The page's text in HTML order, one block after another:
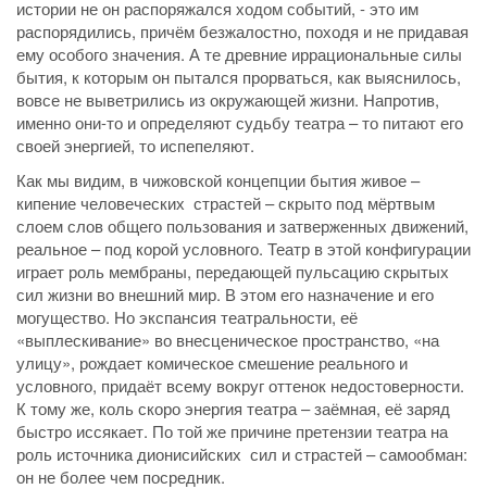
истории не он распоряжался ходом событий, - это им
распорядились, причём безжалостно, походя и не придавая
ему особого значения. А те древние иррациональные силы
бытия, к которым он пытался прорваться, как выяснилось,
вовсе не выветрились из окружающей жизни. Напротив,
именно они-то и определяют судьбу театра – то питают его
своей энергией, то испепеляют.
Как мы видим, в чижовской концепции бытия живое –
кипение человеческих страстей – скрыто под мёртвым
слоем слов общего пользования и затверженных движений,
реальное – под корой условного. Театр в этой конфигурации
играет роль мембраны, передающей пульсацию скрытых
сил жизни во внешний мир. В этом его назначение и его
могущество. Но экспансия театральности, её
«выплескивание» во внесценическое пространство, «на
улицу», рождает комическое смешение реального и
условного, придаёт всему вокруг оттенок недостоверности.
К тому же, коль скоро энергия театра – заёмная, её заряд
быстро иссякает. По той же причине претензии театра на
роль источника дионисийских сил и страстей – самообман:
он не более чем посредник.